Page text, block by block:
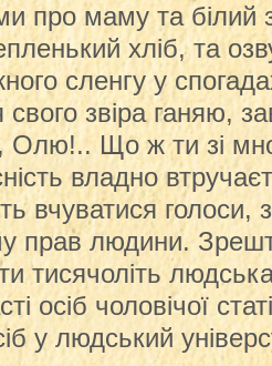
про маму та білий
хліб, та
сленгу у
звіра ганяю,
Що ж ти зі
владно
вчуватися голоси,
прав людини.
тисячоліть
осіб чоловічої
у людський